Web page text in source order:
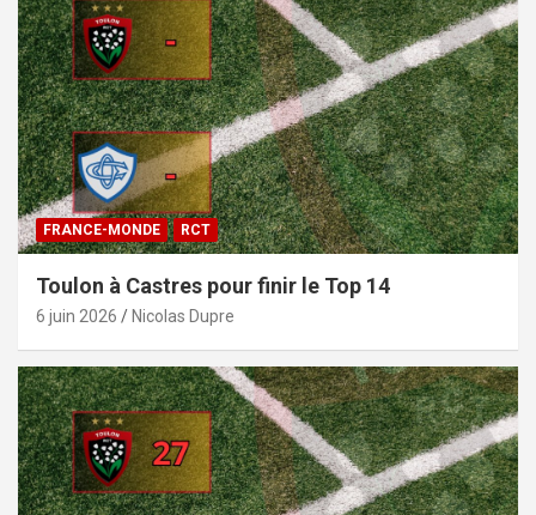
FRANCE-MONDE RCT
Toulon à Castres pour finir le Top 14
6 juin 2026 Nicolas Dupre